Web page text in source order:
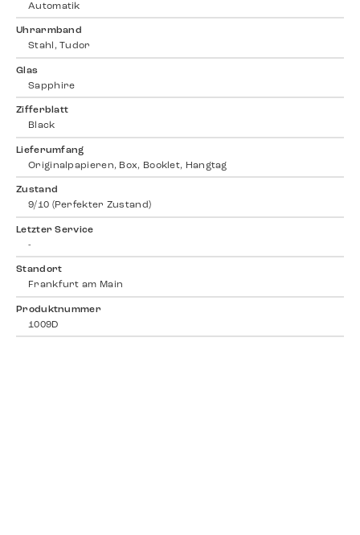
Automatik
Uhrarmband
Stahl, Tudor
Glas
Sapphire
Zifferblatt
Black
Lieferumfang
Originalpapieren, Box, Booklet, Hangtag
Zustand
9/10 (Perfekter Zustand)
Letzter Service
-
Standort
Frankfurt am Main
Produktnummer
1009D